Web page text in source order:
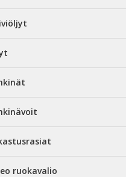
ruokavalio